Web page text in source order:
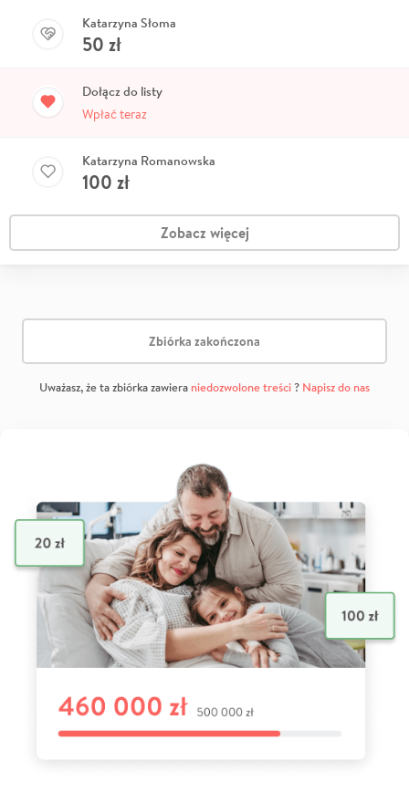
Katarzyna Słoma
50 zł
Dołącz do listy
Wpłać teraz
Katarzyna Romanowska
100 zł
Zobacz więcej
Zbiórka zakończona
Uważasz, że ta zbiórka zawiera niedozwolone treści? Napisz do nas